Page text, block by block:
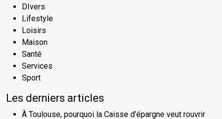
DIvers
Lifestyle
Loisirs
Maison
Santé
Services
Sport
Les derniers articles
À Toulouse, pourquoi la Caisse d’épargne veut rouvrir